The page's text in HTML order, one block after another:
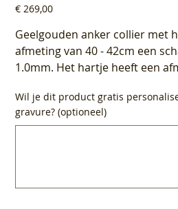
Prijs
€ 269,00
Geelgouden anker collier met
afmeting van 40 - 42cm een
1.0mm. Het hartje heeft een
Wil je dit product gratis
gravure? (optioneel)